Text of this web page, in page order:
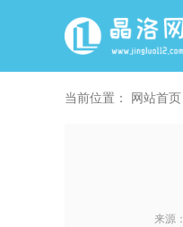
当前位置： 网站首页
来源：